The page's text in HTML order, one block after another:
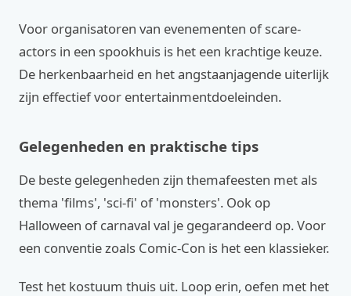
Voor organisatoren van evenementen of scare-
actors in een spookhuis is het een krachtige keuze.
De herkenbaarheid en het angstaanjagende uiterlijk
zijn effectief voor entertainmentdoeleinden.
Gelegenheden en praktische tips
De beste gelegenheden zijn themafeesten met als
thema 'films', 'sci-fi' of 'monsters'. Ook op
Halloween of carnaval val je gegarandeerd op. Voor
een conventie zoals Comic-Con is het een klassieker.
Test het kostuum thuis uit. Loop erin, oefen met het